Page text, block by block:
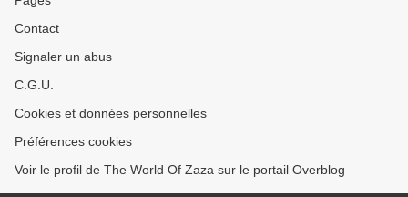
Contact
Signaler un abus
C.G.U.
Cookies et données personnelles
Préférences cookies
Voir le profil de The World Of Zaza sur le portail Overblog